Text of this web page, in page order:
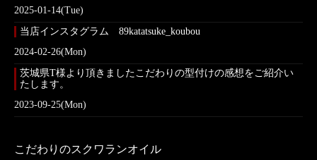
2025-01-14(Tue)
当店インスタグラム 89katatsuke_koubou
2024-02-26(Mon)
茨城県T様より頂きましたこだわりの型付けの感想をご紹介い
たします。
2023-09-25(Mon)
こだわりのスクワランオイル